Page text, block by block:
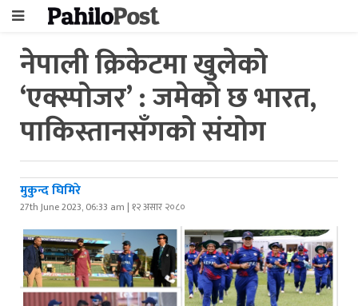
नेपाली क्रिकेटमा खुलेको
‘एक्स्पोजर’ : जमेको छ भारत,
पाकिस्तानसँगको संयोग
मुकुन्द घिमिरे
27th June 2023, 06:33 am | १२ असार २०८०